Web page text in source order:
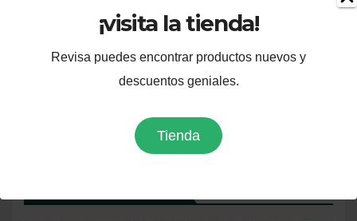
¡visita la tienda!
Revisa puedes encontrar productos nuevos y
descuentos geniales.
Tienda
conocemos como maquinas…